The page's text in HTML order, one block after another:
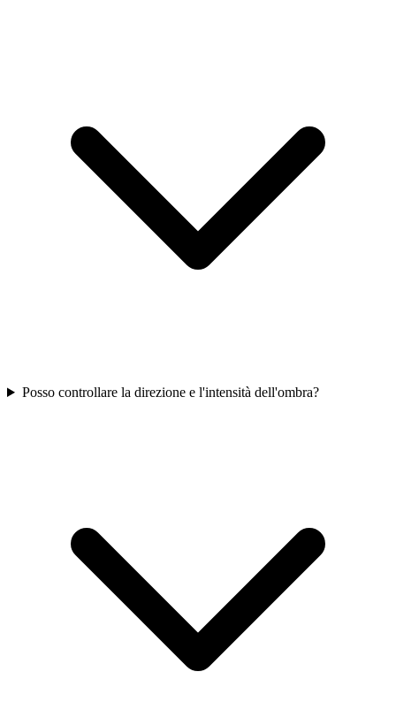
Posso controllare la direzione e l'intensità dell'ombra?